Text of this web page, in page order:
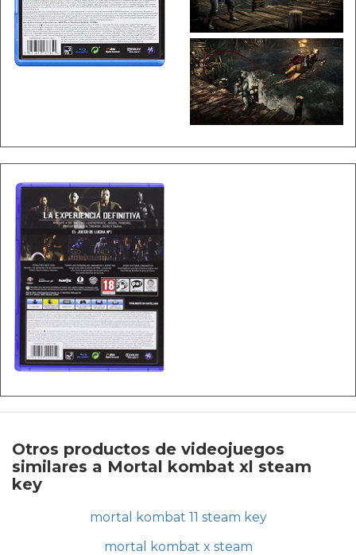
Otros productos de videojuegos
similares a Mortal kombat xl steam
key
mortal kombat 11 steam key
mortal kombat x steam